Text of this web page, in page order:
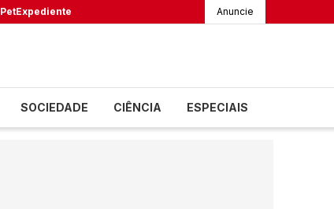
PetExpediente Anuncie
SOCIEDADE CIÊNCIA ESPECIAIS